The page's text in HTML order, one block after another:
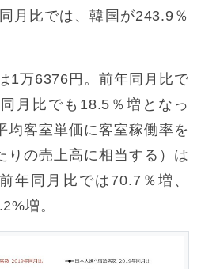
月比では、韓国が243.9％
1万6376円。前年同月比で
月比でも18.5％増となっ
均客室単価に客室稼働率を
りの売上高に相当する）は
年同月比では70.7％増、
増。